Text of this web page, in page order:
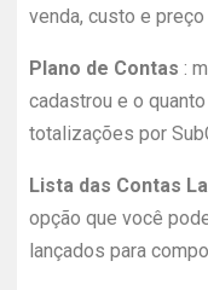
venda, custo e
Plano de Contas :
cadastrou e o
totalizações por
Lista das Contas
opção que você
lançados para